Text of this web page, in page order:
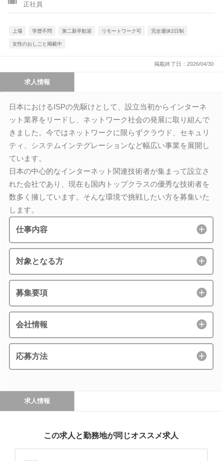
正社員
上場 学歴不問 第二新卒歓迎 リモートワーク可 完全週休2日制
女性のおしごと掲載中
掲載終了日：2026/04/30
求人情報
日本におけるISPの先駆けとして、設立当初からインターネ
ット業界をリードし、ネットワーク社会の発展に取り組んで
きました。今ではネットワークに限らずクラウド、セキュリ
ティ、システムインテグレーションなど幅広い事業を展開し
ています。
日本の中心的なインターネット関連技術者が集まって設立さ
れた会社であり、現在も国内トップクラスの優秀な技術者を
数多く擁しています。そんな環境で挑戦したい方を募集いた
します。
仕事内容
対象となる方
募集要項
会社情報
応募方法
求人情報
この求人と勤務地が同じオススメ求人